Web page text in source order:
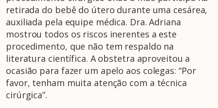
retirada do bebê do útero durante uma cesárea,
auxiliada pela equipe médica. Dra. Adriana
mostrou todos os riscos inerentes a este
procedimento, que não tem respaldo na
literatura científica. A obstetra aproveitou a
ocasião para fazer um apelo aos colegas: “Por
favor, tenham muita atenção com a técnica
cirúrgica”.